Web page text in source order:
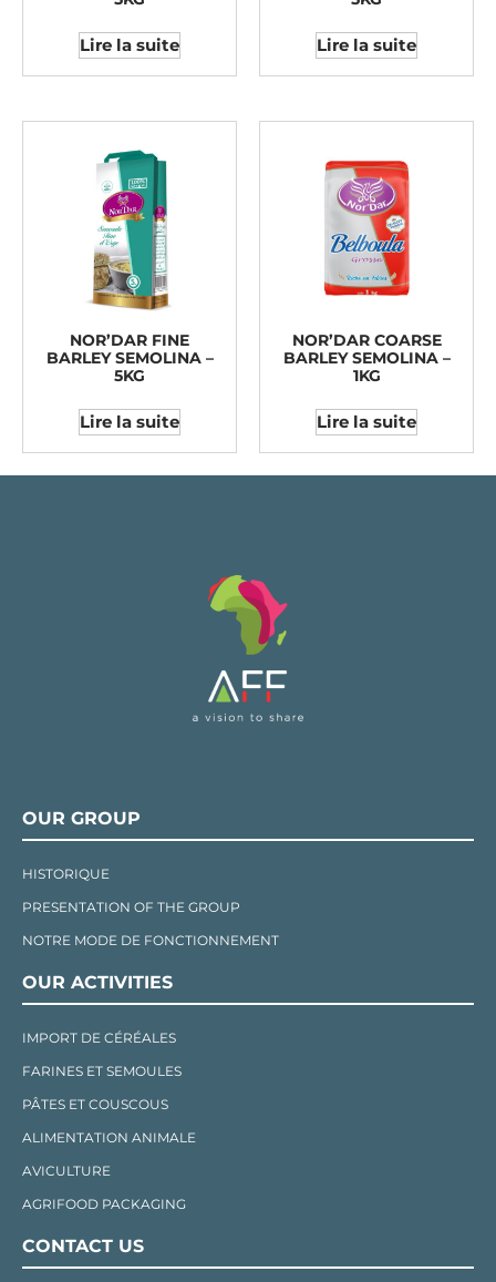
Lire la suite Lire la suite
NOR’DAR FINE
BARLEY SEMOLINA –
5KG
Lire la suite
NOR’DAR COARSE
BARLEY SEMOLINA –
1KG
Lire la suite
OUR GROUP
HISTORIQUE
PRESENTATION OF THE GROUP
NOTRE MODE DE FONCTIONNEMENT
OUR ACTIVITIES
IMPORT DE CÉRÉALES
FARINES ET SEMOULES
PÂTES ET COUSCOUS
ALIMENTATION ANIMALE
AVICULTURE
AGRIFOOD PACKAGING
CONTACT US